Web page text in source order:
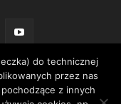
do technicznej
przez nas
z innych